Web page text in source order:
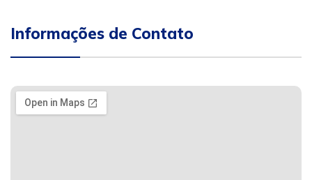
Informações de Contato